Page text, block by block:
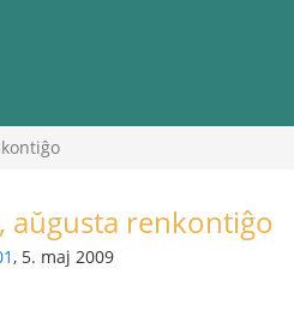
aŭgusta renkontiĝo
, 5. maj 2009